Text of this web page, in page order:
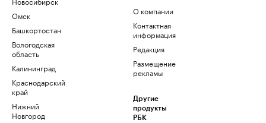
Омск
Башкортостан
Вологодская
область
Калининград
Краснодарский
край
Нижний
Новгород
О компании
Контактная
информация
Редакция
Размещение
рекламы
Другие
продукты
РБК